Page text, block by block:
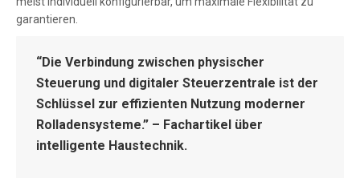
garantieren.
“Die Verbindung zwischen physischer
Steuerung und digitaler Steuerzentrale ist der
Schlüssel zur effizienten Nutzung moderner
Rolladensysteme.” – Fachartikel über
intelligente Haustechnik.